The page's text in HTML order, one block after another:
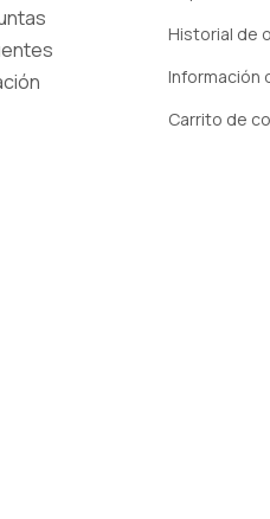
Historial de
Información
Carrito de